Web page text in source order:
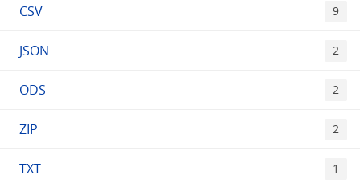
CSV 9
JSON 2
ODS 2
ZIP 2
TXT 1